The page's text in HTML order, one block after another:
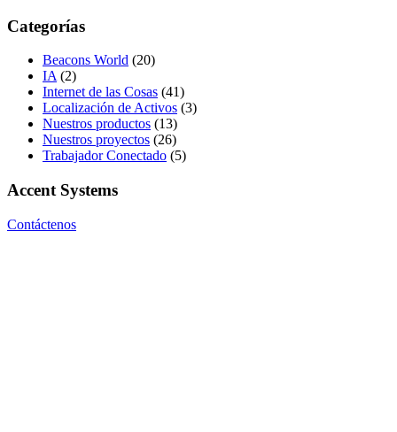
Categorías
Beacons World (20)
IA (2)
Internet de las Cosas (41)
Localización de Activos (3)
Nuestros productos (13)
Nuestros proyectos (26)
Trabajador Conectado (5)
Accent Systems
Contáctenos